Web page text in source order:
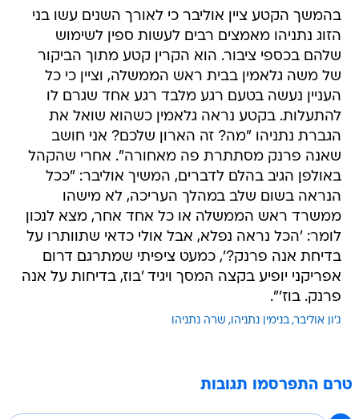
בהמשך הקטע ציין אוליבר כי לאורך השנים עשו בני
הזוג נתניהו מאמצים רבים לעשות ספין לשימוש
שלהם בכספי ציבור. הוא הקרין קטע מתוך הביקור
של משה גלאמין בבית ראש הממשלה, וציין כי כל
העניין נעשה בטעם רגע מלבד רגע אחד שגרם לו
להתעלות. בקטע נראה גלאמין כשהוא שואל את
הגברת נתניהו "מה? זה הארון שלכם? אני חושב
שאנה פרנק מסתתרת פה מאחורה". אחרי שהקהל
באולפן הגיב בהלם לדברים, המשיך אוליבר: "ככל
הנראה בשום שלב במהלך העריכה, לא מישהו
ממשרד ראש הממשלה או כל אחד אחר, מצא לנכון
לומר: 'הכל נראה נפלא, אבל אולי כדאי שתוותרו על
בדיחת אנה פרנק?', כמעט ציפיתי שמתרגם דרום
אפריקני יופיע בקצה המסך ויגיד 'בוז, בדיחות על אנה
פרנק. בוז'".
ג'ון אוליבר בנימין נתניהו שרה נתניהו
טרם התפרסמו תגובות